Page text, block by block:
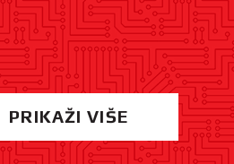
PRIKAŽI VIŠE